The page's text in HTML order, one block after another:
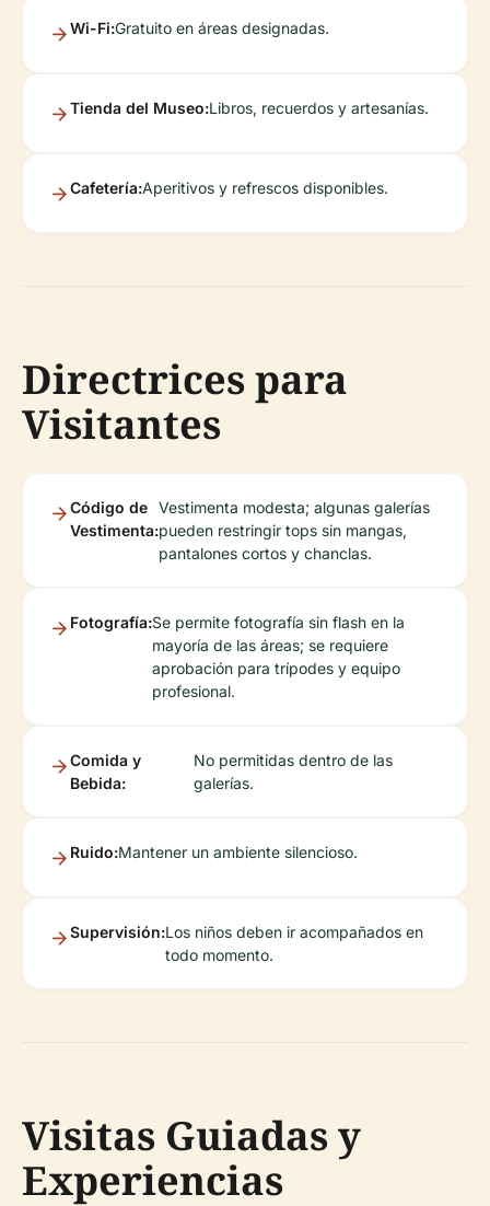
Wi-Fi:Gratuito en áreas designadas.
Tienda del Museo:Libros, recuerdos y artesanías.
Cafetería:Aperitivos y refrescos disponibles.
Directrices para
Visitantes
Código de
Vestimenta:
Vestimenta modesta; algunas galerías
pueden restringir tops sin mangas,
pantalones cortos y chanclas.
Fotografía:Se permite fotografía sin flash en la
mayoría de las áreas; se requiere
aprobación para trípodes y equipo
profesional.
Comida y
Bebida:
No permitidas dentro de las
galerías.
Ruido:Mantener un ambiente silencioso.
Supervisión:Los niños deben ir acompañados en
todo momento.
Visitas Guiadas y
Experiencias